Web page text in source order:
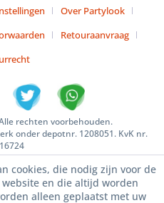
Over Partylook
Retouraanvraag
rechten voorbehouden.
onder depotnr. 1208051. KvK nr.
cookies, die nodig zijn voor de
en die altijd worden
alleen geplaatst met uw